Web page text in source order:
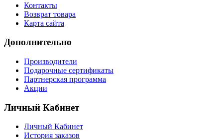
Контакты
Возврат товара
Карта сайта
Дополнительно
Производители
Подарочные сертификаты
Партнерская программа
Акции
Личный Кабинет
Личный Кабинет
История заказов